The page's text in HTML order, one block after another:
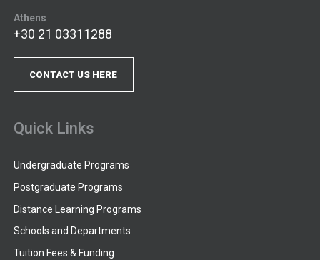
Athens
+30 21 03311288
CONTACT US HERE
Quick Links
Undergraduate Programs
Postgraduate Programs
Distance Learning Programs
Schools and Departments
Tuition Fees & Funding